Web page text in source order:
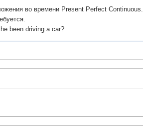
во времени Present Perfect
been driving a car?